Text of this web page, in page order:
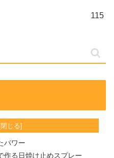
115
パワー
作る日焼け止めスプレー